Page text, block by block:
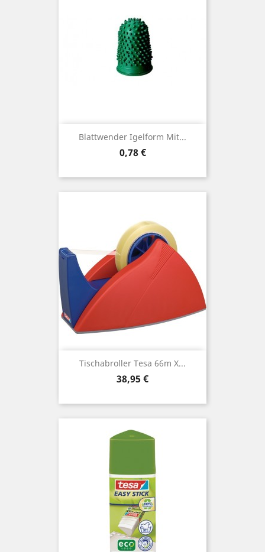
Blattwender Igelform Mit...
Preis
0,78 €
Tischabroller Tesa 66m X...
Preis
38,95 €